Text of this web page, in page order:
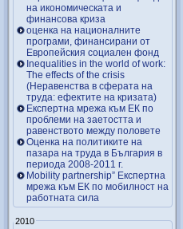
на икономическата и
финансова криза
оценка на националните
програми, финансирани от
Европейския социален фонд
Inequalities in the world of work:
The effects of the crisis
(Неравенства в сферата на
труда: ефектите на кризата)
Експертна мрежа към ЕК по
проблеми на заетостта и
равенството между половете
Оценка на политиките на
пазара на труда в България в
периода 2008-2011 г.
Mobility partnership” Експертна
мрежа към ЕК по мобилност на
работната сила
2010